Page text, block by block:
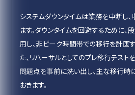
システムダウンタイムは業務を中断し
ます。ダウンタイムを回避するために
用し、非ピーク時間帯での移行を計画
た、リハーサルとしてのプレ移行テスト
問題点を事前に洗い出し、主な移行時
おきます。